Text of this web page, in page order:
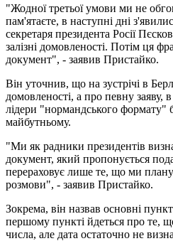
"Жодної третьої умови ми не
пам'ятаєте, в наступні дні
секретаря президента Росії
залізні домовленості. Потім ця
документ", - заявив Пристайко.
Він уточнив, що на зустрічі в
домовленості, а про певну заяву,
лідери "нормандського формату"
майбутньому.
"Ми як радники президентів
документ, який пропонується
перераховує лише те, що ми
розмови", - заявив Пристайко.
Зокрема, він назвав основні
першому пункті йдеться про те,
числа, але дата остаточно не